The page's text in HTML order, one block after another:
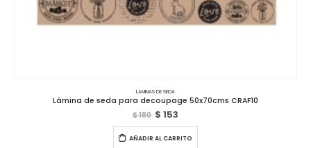
LAMINAS DE SEDA
Lámina de seda para decoupage 50x70cms CRAF10
$180 $ 153
AÑADIR AL CARRITO